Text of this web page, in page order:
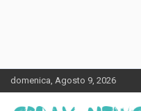
Skip
to
content
domenica, Agosto 9, 2026